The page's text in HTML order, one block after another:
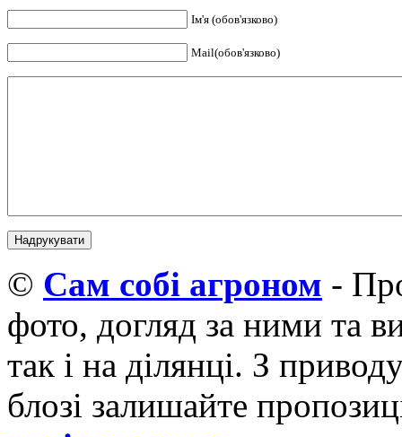
Ім'я (обов'язково)
Mail(обов'язково)
© Cам собі агроном -
фото, догляд за ними та
так і на ділянці. З
блозі залишайте